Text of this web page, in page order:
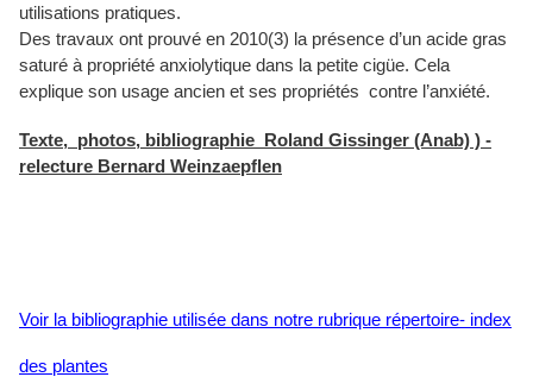
utilisations pratiques.
Des travaux ont prouvé en 2010(3) la présence d’un acide gras
saturé à propriété anxiolytique dans la petite cigüe. Cela
explique son usage ancien et ses propriétés contre l’anxiété.
Texte, photos, bibliographie Roland Gissinger (Anab) ) -
relecture Bernard Weinzaepflen
Voir la bibliographie utilisée dans notre rubrique répertoire- index
des plantes